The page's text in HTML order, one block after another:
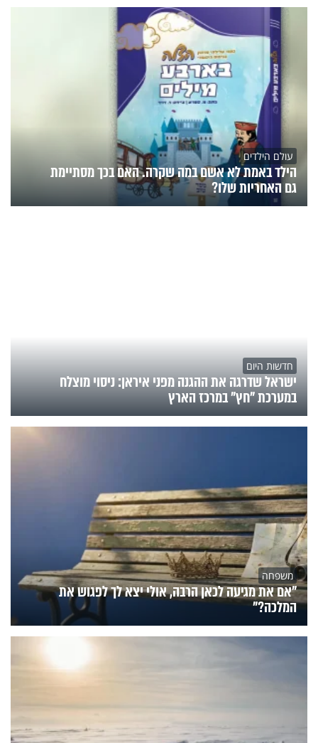
עולם הילדים
הילד באמת לא אשם במה שקרה. האם בכך מסתיימת
גם האחריות שלו?
חדשות היום
ישראל שדרגה את ההגנה מפני איראן: ניסוי מוצלח
במערכת "חץ" במרכז הארץ
משפחה
"אם את מגיעה לכאן הרבה, אולי יצא לך לפגוש את
המלכה?"